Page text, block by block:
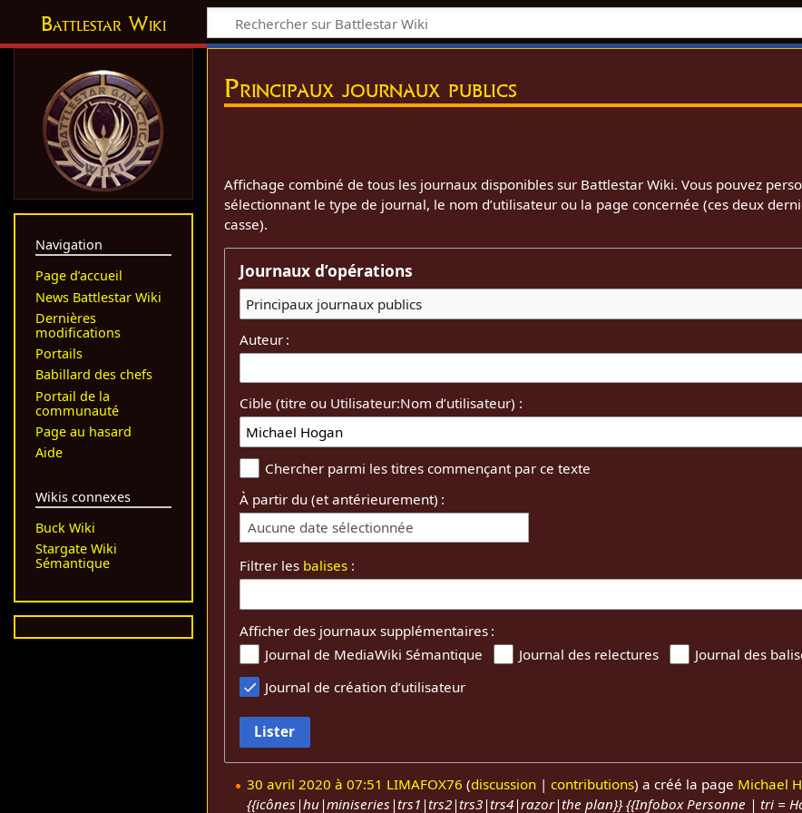
Battlestar Wiki
Principaux journaux publics
Affichage combiné de tous les journaux disponibles sur Battlestar Wiki. Vous pouvez
sélectionnant le type de journal, le nom d’utilisateur ou la page concernée (ces deux
casse).
Journaux d’opérations
Principaux journaux publics
Auteur :
Cible (titre ou Utilisateur:Nom d’utilisateur) :
Chercher parmi les titres commençant par ce texte
À partir du (et antérieurement) :
Aucune date sélectionnée
Filtrer les balises :
Afficher des journaux supplémentaires :
Journal de MediaWiki Sémantique
Journal des relectures
Journal des
Journal de création d’utilisateur
Lister
30 avril 2020 à 07:51 LIMAFOX76 discussion contributions a créé la page Michael
{{icônes|hu|miniseries|trs1|trs2|trs3|trs4|razor|the plan}} {{Infobox Personne | tri =
Navigation
Page d’accueil
News Battlestar Wiki
Dernières
modifications
Portails
Babillard des chefs
Portail de la
communauté
Page au hasard
Aide
Wikis connexes
Buck Wiki
Stargate Wiki
Sémantique